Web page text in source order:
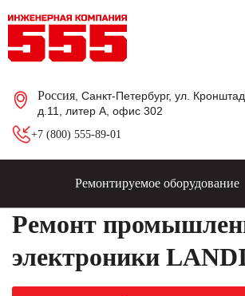
Россия , Санкт-Петербург, ул.
д.11, литер А, офис 302
+7 (800) 555-89-01
Ремонтируемое оборудование
Ремонт
электроники